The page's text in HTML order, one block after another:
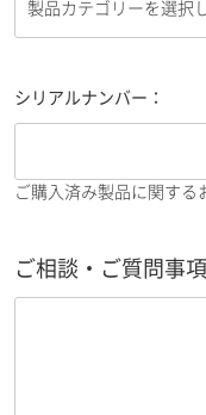
シリアルナンバー：
ご購入済み製品に関する
ご相談・ご質問事